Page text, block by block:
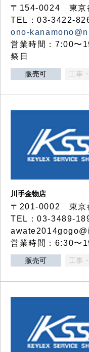
〒154-0024 東京
TEL：03-3422-
ono-
営業時間：7:00〜
祭日
販売可 工事
川手金物店
〒201-0002 東京
TEL：03-3489-
営業時間：6:30〜
販売可 工事